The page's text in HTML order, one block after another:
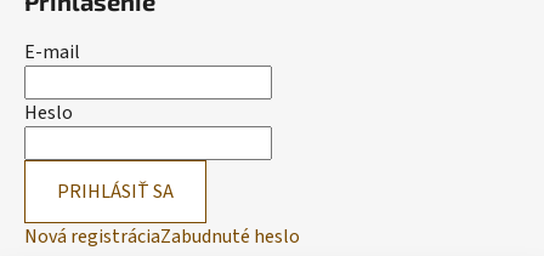
E-mail
Heslo
PRIHLÁSIŤ SA
Nová registráciaZabudnuté heslo